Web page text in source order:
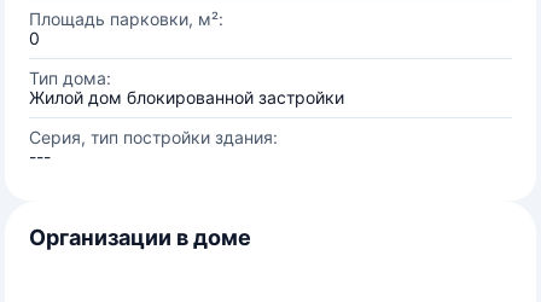
Площадь парковки, м²:
0
Тип дома:
Жилой дом блокированной застройки
Серия, тип постройки здания:
---
Организации в доме